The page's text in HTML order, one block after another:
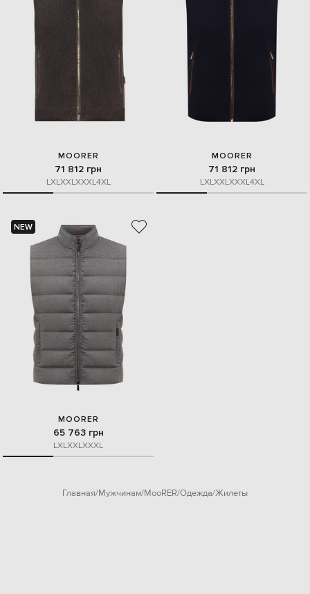
MOORER
71 812 грн
LXLXXLXXXL4XL
MOORER
71 812 грн
LXLXXLXXXL4XL
NEW
MOORER
65 763 грн
LXLXXLXXXL
Главная Мужчинам MooRER Одежда Жилеты